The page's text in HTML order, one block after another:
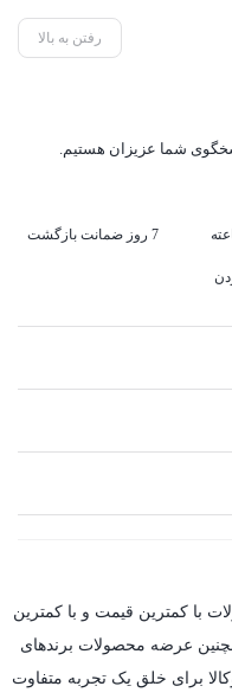
رفتن به بالا
شما عزیزان هستیم.
7 روز ضمانت بازگشت
با کمترین قیمت و با کمترین
عرضه محصولات برندهای
برای خلق یک تجربه متفاوت